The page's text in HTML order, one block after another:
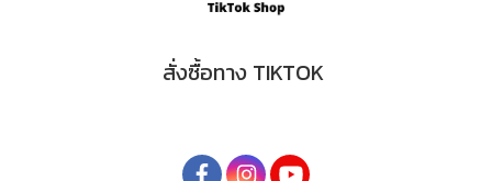
สั่งซื้อทาง TIKTOK